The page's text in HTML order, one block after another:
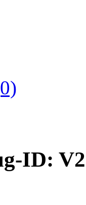
ID: